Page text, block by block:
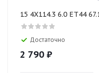
Достаточно
2 790 ₽